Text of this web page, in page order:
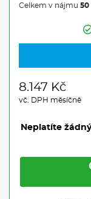
Celkem v nájmu 50
8.147 Kč
vč. DPH měsíčně
Neplatíte žádný